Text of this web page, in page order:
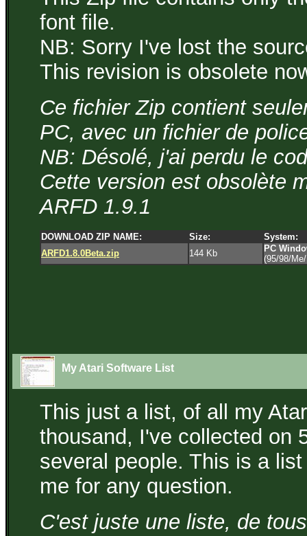
font file.
NB: Sorry I've lost the
This revision is obsolete
Ce fichier Zip contient
PC, avec un fichier de
NB: Désolé, j'ai perdu le
Cette version est obsolète
ARFD 1.9.1
DOWNLOAD ZIP NAME: Size:
System:
ARFD1.8.0Beta.zip
144 Kb
PC
(95/98/
My Atari Software List
This just a list, of all my
thousand, I've collected on
several people. This is a
me for any question.
C'est juste une liste, de